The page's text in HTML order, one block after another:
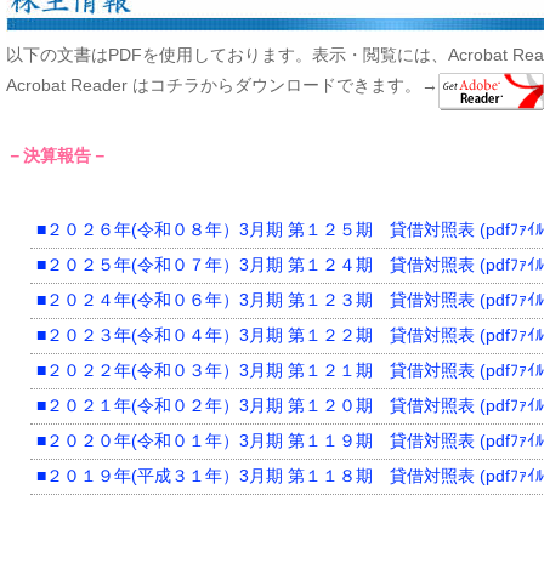
以下の文書はPDFを使用しております。表示・閲覧には、Acrobat
Acrobat Reader はコチラからダウンロードできます。→
－決算報告－
■２０２６年(令和０８年）3月期 第１２５期 貸借対照表 (pdfﾌｧｲ
■２０２５年(令和０７年）3月期 第１２４期 貸借対照表 (pdfﾌｧｲ
■２０２４年(令和０６年）3月期 第１２３期 貸借対照表 (pdfﾌｧｲ
■２０２３年(令和０４年）3月期 第１２２期 貸借対照表 (pdfﾌｧｲ
■２０２２年(令和０３年）3月期 第１２１期 貸借対照表 (pdfﾌｧｲ
■２０２１年(令和０２年）3月期 第１２０期 貸借対照表 (pdfﾌｧｲ
■２０２０年(令和０１年）3月期 第１１９期 貸借対照表 (pdfﾌｧｲ
■２０１９年(平成３１年）3月期 第１１８期 貸借対照表 (pdfﾌｧｲ